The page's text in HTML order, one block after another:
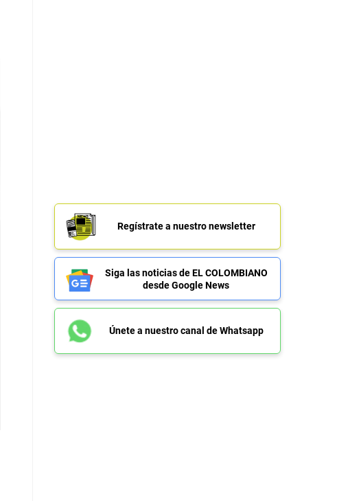
Regístrate a nuestro newsletter
Siga las noticias de EL COLOMBIANO
desde Google News
Únete a nuestro canal de Whatsapp